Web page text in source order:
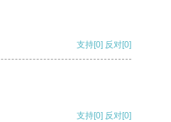
支持[0] 反对[0]
支持[0] 反对[0]